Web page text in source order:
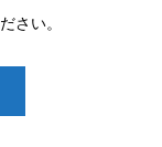
さい。